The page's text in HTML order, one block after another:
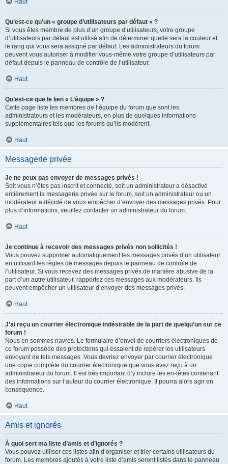
Haut
Qu’est-ce qu’un « groupe d’utilisateurs par défaut » ?
Si vous êtes membre de plus d’un groupe d’utilisateurs, votre groupe
d’utilisateurs par défaut est utilisé afin de déterminer quelle sera la couleur et
le rang qui vous sera assigné par défaut. Les administrateurs du forum
peuvent vous autoriser à modifier vous-même votre groupe d’utilisateurs par
défaut depuis le panneau de contrôle de l’utilisateur.
Haut
Qu’est-ce que le lien « L’équipe » ?
Cette page liste les membres de l’équipe du forum que sont les
administrateurs et les modérateurs, en plus de quelques informations
supplémentaires tels que les forums qu’ils modèrent.
Haut
Messagerie privée
Je ne peux pas envoyer de messages privés !
Soit vous n’êtes pas inscrit et connecté, soit un administrateur a désactivé
entièrement la messagerie privée sur le forum, soit un administrateur ou un
modérateur a décidé de vous empêcher d’envoyer des messages privés. Pour
plus d’informations, veuillez contacter un administrateur du forum.
Haut
Je continue à recevoir des messages privés non sollicités !
Vous pouvez supprimer automatiquement les messages privés d’un utilisateur
en utilisant les règles de messages depuis le panneau de contrôle de
l’utilisateur. Si vous recevez des messages privés de manière abusive de la
part d’un autre utilisateur, rapportez ces messages aux modérateurs. Ils
peuvent empêcher un utilisateur d’envoyer des messages privés.
Haut
J’ai reçu un courrier électronique indésirable de la part de quelqu’un sur ce
forum !
Nous en sommes navrés. Le formulaire d’envoi de courriers électroniques de
ce forum possède des protections qui essaient de repérer les utilisateurs
envoyant de tels messages. Vous devriez envoyer par courrier électronique
une copie complète du courrier électronique que vous avez reçu à un
administrateur du forum. Il est très important d’y inclure les en-têtes contenant
des informations sur l’auteur du courrier électronique. Il pourra alors agir en
conséquence.
Haut
Amis et ignorés
À quoi sert ma liste d’amis et d’ignorés ?
Vous pouvez utiliser ces listes afin d’organiser et trier certains utilisateurs du
forum. Les membres ajoutés à votre liste d’amis seront listés dans le panneau